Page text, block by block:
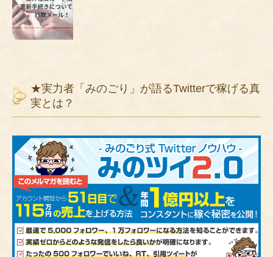
★実力者「みのごり」が語るTwitterで稼げる真
実とは？